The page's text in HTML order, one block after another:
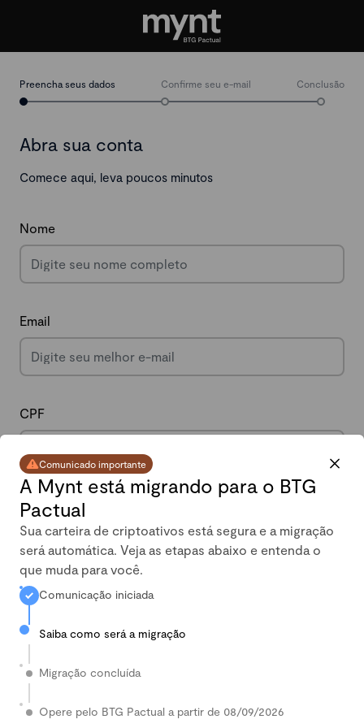
Preencha seus dados Confirme seu e-mail Conclusão
Abra sua conta
Comece aqui, leva poucos minutos
Nome
Email
CPF
Data de nascimento
Celular
Comunicado importante
A Mynt está migrando para o BTG
Pactual
Sua carteira de criptoativos está segura e a migração
será automática. Veja as etapas abaixo e entenda o
que muda para você.
Comunicação iniciada
Saiba como será a migração
Migração concluída
Opere pelo BTG Pactual a partir de 08/09/2026